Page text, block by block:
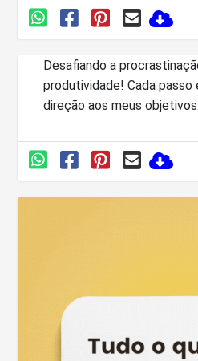
Desafiando a
produtividade! Cada passo
direção aos meus objetivos.